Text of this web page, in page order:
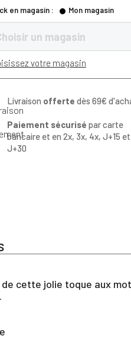
en magasin : Mon magasin
un magasin
votre magasin
Livraison offerte dès 69€
Paiement sécurisé par carte
bancaire et en 2x, 3x, 4x, J+15 et
J+30
cette jolie toque aux